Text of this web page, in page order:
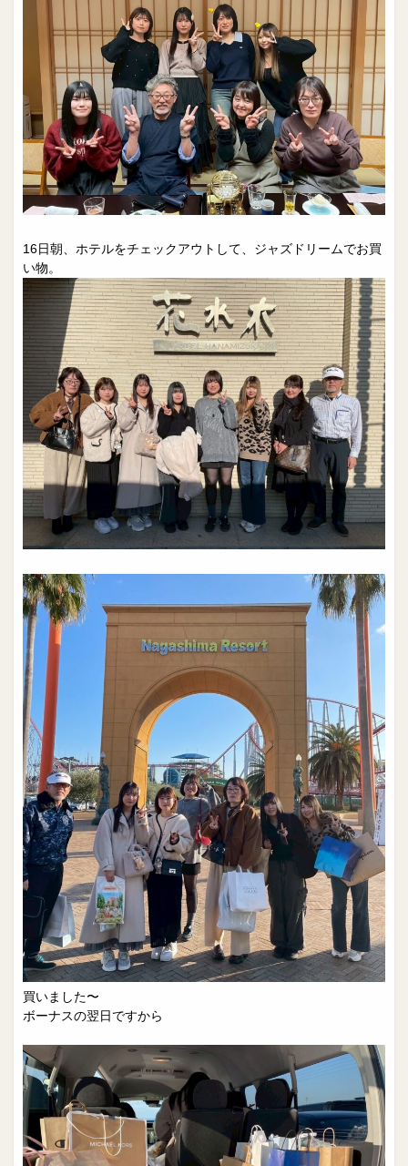
16日朝、ホテルをチェックアウトして、ジャズドリームでお買
い物。
買いました〜
ボーナスの翌日ですから